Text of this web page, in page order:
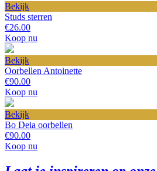
Bekijk
Studs sterren
€26.00
Koop nu
Bekijk
Oorbellen Antoinette
€90.00
Koop nu
Bekijk
Bo Deia oorbellen
€90.00
Koop nu